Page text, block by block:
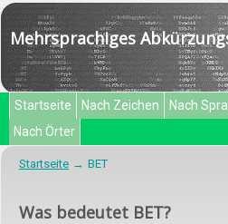
Mehrsprachiges
Startseite Nach Zeichen Nach
Nach Örter
Startseite BET
Was bedeutet BET?